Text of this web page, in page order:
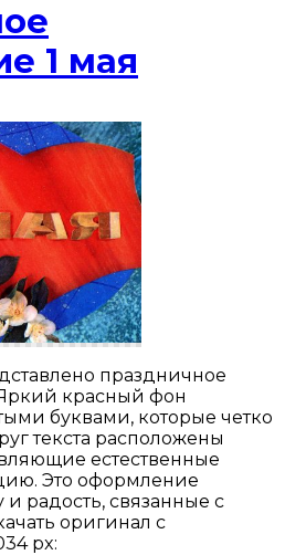
1 мая
праздничное
красный фон
буквами, которые четко
текста расположены
естественные
Это оформление
радость, связанные с
оригинал с
px: